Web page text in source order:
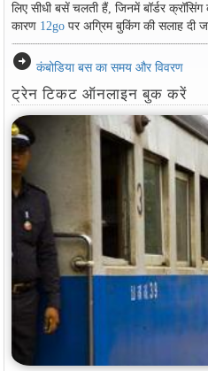
लिए सीधी बसें चलती हैं, जिनमें बॉर्डर
कारण 12goपर अग्रिम बुकिंग की सलाह दी
arrow_circle_right कंबोडिया बस का समय और विवरण
ट्रेन टिकट ऑनलाइन बुक करें